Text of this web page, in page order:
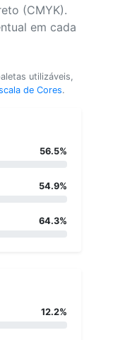
(CMYK).
em cada
utilizáveis,
de Cores.
56.5%
54.9%
64.3%
12.2%